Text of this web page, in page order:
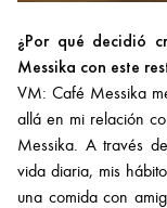
¿Por qué decidió
Messika con este
VM: Café Messika
allá en mi relación
Messika. A través
vida diaria, mis
una comida con